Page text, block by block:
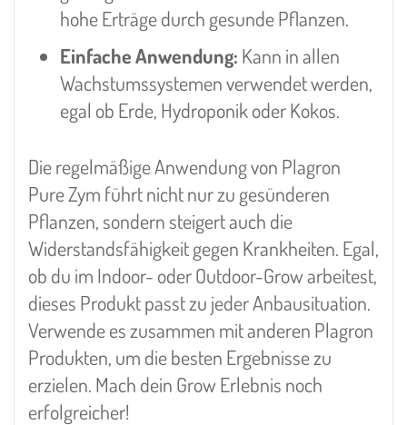
hohe Erträge durch gesunde Pflanzen.
Einfache Anwendung: Kann in allen
Wachstumssystemen verwendet werden,
egal ob Erde, Hydroponik oder Kokos.
Die regelmäßige Anwendung von Plagron
Pure Zym führt nicht nur zu gesünderen
Pflanzen, sondern steigert auch die
Widerstandsfähigkeit gegen Krankheiten. Egal,
ob du im Indoor- oder Outdoor-Grow arbeitest,
dieses Produkt passt zu jeder Anbausituation.
Verwende es zusammen mit anderen Plagron
Produkten, um die besten Ergebnisse zu
erzielen. Mach dein Grow Erlebnis noch
erfolgreicher!